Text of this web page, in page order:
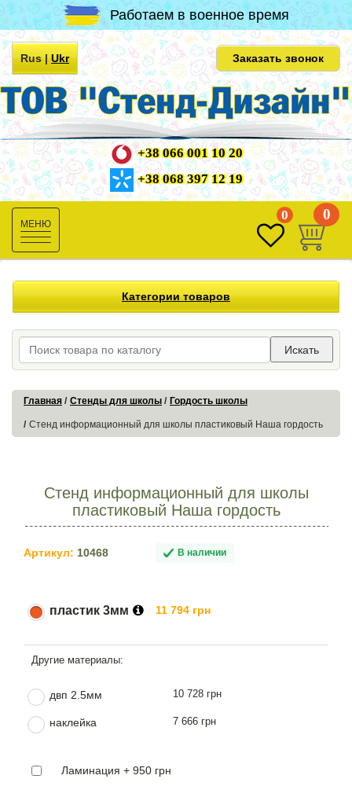
Работаем в военное время
Rus|Ukr Заказать звонок
+38 066 001 10 20
+38 068 397 12 19
Toggle
navigation
0 0
Категории товаров
Искать
Главная Стенды для школы Гордость школы
Стенд информационный для школы пластиковый Наша гордость
Стенд информационный для школы
пластиковый Наша гордость
Артикул: 10468 В наличии
пластик 3мм 11 794 грн
двп 2.5мм 10 728 грн
наклейка 7 666 грн
Ламинация + 950 грн